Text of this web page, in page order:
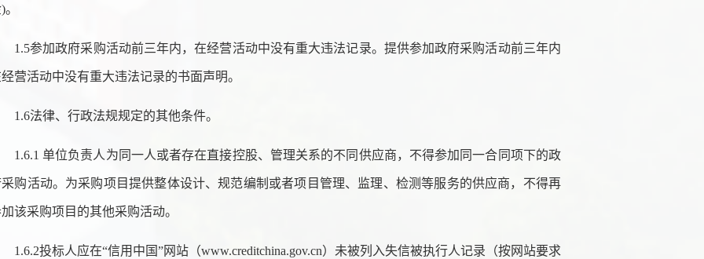
1.5参加政府采购活动前三年内，在经营活动中没有重大违法记录。提供参加政府采购活动前三年内
营活动中没有重大违法记录的书面声明。
1.6法律、行政法规规定的其他条件。
1.6.1 单位负责人为同一人或者存在直接控股、管理关系的不同供应商，不得参加同一合同项下的政
购活动。为采购项目提供整体设计、规范编制或者项目管理、监理、检测等服务的供应商，不得再
该采购项目的其他采购活动。
1.6.2投标人应在“信用中国”网站（www.creditchina.gov.cn）未被列入失信被执行人记录（按网站要求